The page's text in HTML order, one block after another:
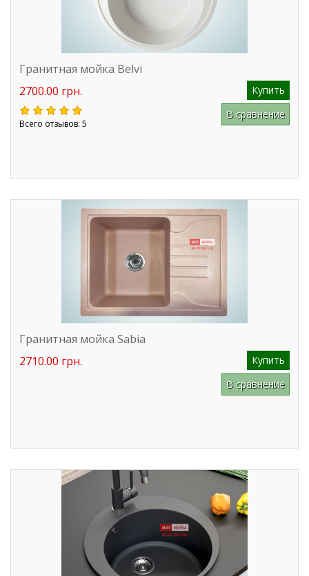
Гранитная мойка Belvi
2700.00 грн.
Купить
Всего отзывов: 5
В сравнение
Гранитная мойка Sabia
2710.00 грн.
Купить
В сравнение